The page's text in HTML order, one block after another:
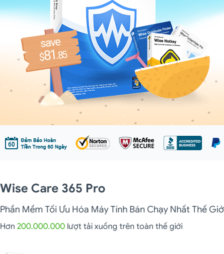
Wise Care 365 Pro
Phần Mềm Tối Ưu Hóa Máy Tính Bán Chạy Nhất Thế
Hơn 200.000.000 lượt tải xuống trên toàn thế giới